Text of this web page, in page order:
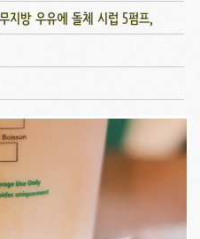
지방 우유에 돌체 시럽 5펌프,